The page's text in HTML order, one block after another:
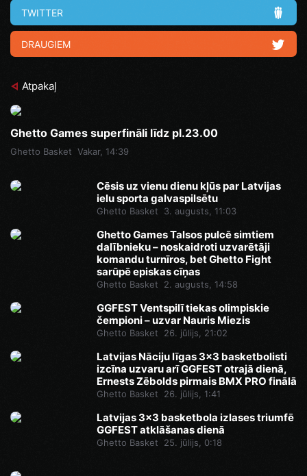
TWITTER
DRAUGIEM
Atpakaļ
Ghetto Games superfināli līdz pl.23.00
Ghetto Basket Vakar, 14:39
Cēsis uz vienu dienu kļūs par Latvijas
ielu sporta galvaspilsētu
Ghetto Basket 3. augusts, 11:03
Ghetto Games Talsos pulcē simtiem
dalībnieku – noskaidroti uzvarētāji
komandu turnīros, bet Ghetto Fight
sarūpē episkas cīņas
Ghetto Basket 2. augusts, 14:58
GGFEST Ventspilī tiekas olimpiskie
čempioni – uzvar Nauris Miezis
Ghetto Basket 26. jūlijs, 21:02
Latvijas Nāciju līgas 3x3 basketbolisti
izcīna uzvaru arī GGFEST otrajā dienā,
Ernests Zēbolds pirmais BMX PRO finālā
Ghetto Basket 26. jūlijs, 1:41
Latvijas 3x3 basketbola izlases triumfē
GGFEST atklāšanas dienā
Ghetto Basket 25. jūlijs, 0:18